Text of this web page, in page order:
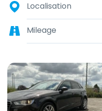
Localisation
Mileage